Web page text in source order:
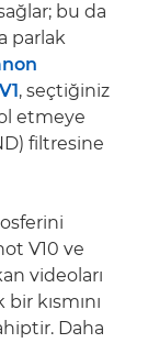
bu da
parlak
, seçtiğiniz
etmeye
filtresine
V10 ve
videoları
kısmını
Daha